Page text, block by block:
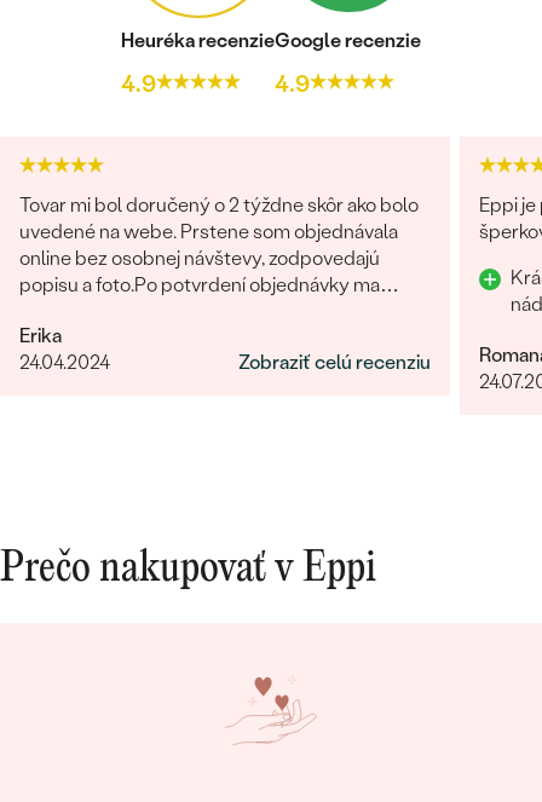
Heuréka recenzie
4.9
Google recenzie
4.9
Tovar mi bol doručený o 2 týždne skôr ako bolo
uvedené na webe. Prstene som objednávala
online bez osobnej návštevy, zodpovedajú
popisu a foto.Po potvrdení objednávky ma
uistila o správnosti, type, veľkosti a pod. a
zmienila sa o možnej výmena v prípade
Erika
24.04.2024
Zobraziť celú recenziu
Eppi
Prečo nakupovať v Eppi